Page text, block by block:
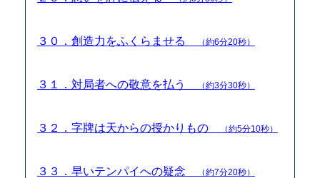
３０．創造力をふくらませる （約6分20秒）
３１．対局者への敬意を払う （約3分30秒）
３２．字牌は天からの授かりもの （約5分10秒）
３３．早いテンパイへの疑念 （約7分20秒）